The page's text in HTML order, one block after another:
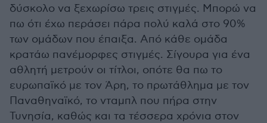
δύσκολο να ξεχωρίσω τρεις στιγμές. Μπορώ να
πω ότι έχω περάσει πάρα πολύ καλά στο 90%
των ομάδων που έπαιξα. Από κάθε ομάδα
κρατάω πανέμορφες στιγμές. Σίγουρα για ένα
αθλητή μετρούν οι τίτλοι, οπότε θα πω το
ευρωπαϊκό με τον Άρη, το πρωτάθλημα με τον
Παναθηναϊκό, το νταμπλ που πήρα στην
Τυνησία, καθώς και τα τέσσερα χρόνια στον